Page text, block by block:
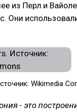
из Перл и
Они
Wikimedia
- это